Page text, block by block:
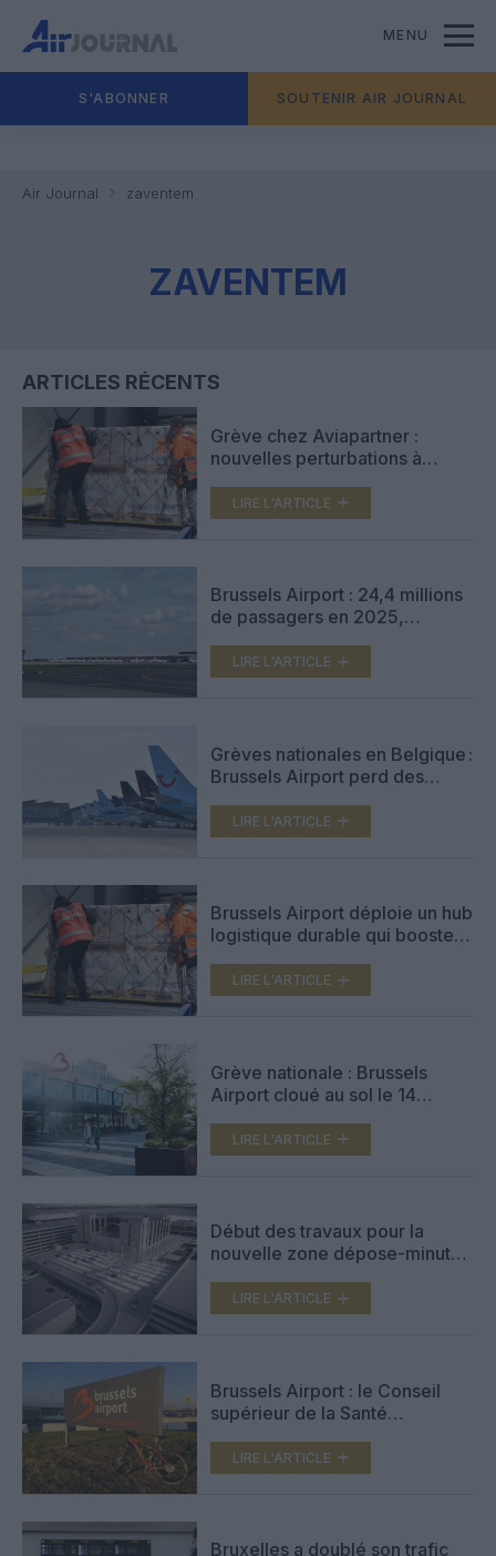
MENU
S'ABONNER SOUTENIR AIR JOURNAL
Air Journal zaventem
ZAVENTEM
ARTICLES RÉCENTS
Grève chez Aviapartner :
nouvelles perturbations à
d’une médiation
LIRE L'ARTICLE
Brussels Airport : 24,4 millions
de passagers en 2025,
accélérée vers des avions plus
silencieux
LIRE L'ARTICLE
Grèves nationales en Belgique :
Brussels Airport perd des
LIRE L'ARTICLE
Brussels Airport déploie un hub
logistique durable qui booste
LIRE L'ARTICLE
Grève nationale : Brussels
Airport cloué au sol le 14
LIRE L'ARTICLE
Début des travaux pour la
nouvelle zone dépose-minute
LIRE L'ARTICLE
Brussels Airport : le Conseil
supérieur de la Santé
complète des vols de nuit
LIRE L'ARTICLE
Bruxelles a doublé son trafic